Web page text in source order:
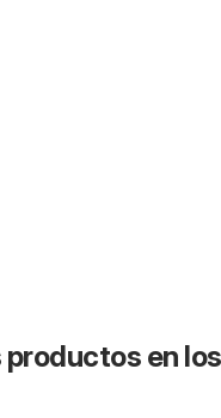
en los